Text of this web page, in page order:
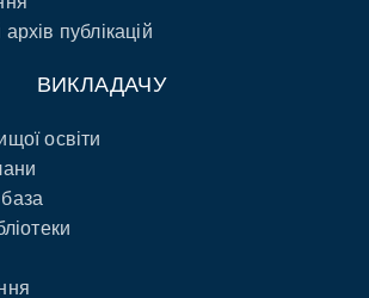
публікацій
ВИКЛАДАЧУ
освіти